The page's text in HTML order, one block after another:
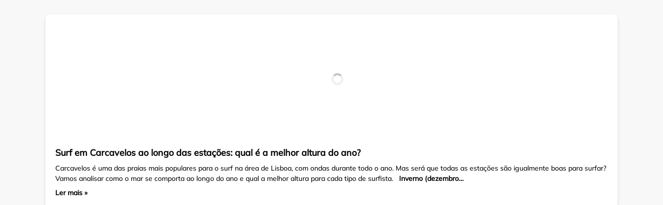
Surf em Carcavelos ao longo das estações: qual é a melhor altura do ano?
Carcavelos é uma das praias mais populares para o surf na área de Lisboa, com ondas durante todo o ano. Mas será que todas as estações são igualmente boas para surfar?
Vamos analisar como o mar se comporta ao longo do ano e qual a melhor altura para cada tipo de surfista. Inverno (dezembro…
Ler mais »